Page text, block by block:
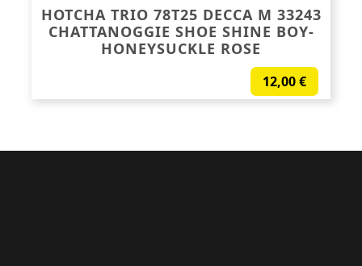
HOTCHA TRIO 78T25 DECCA M 33243
CHATTANOGGIE SHOE SHINE BOY-
HONEYSUCKLE ROSE
12,00€